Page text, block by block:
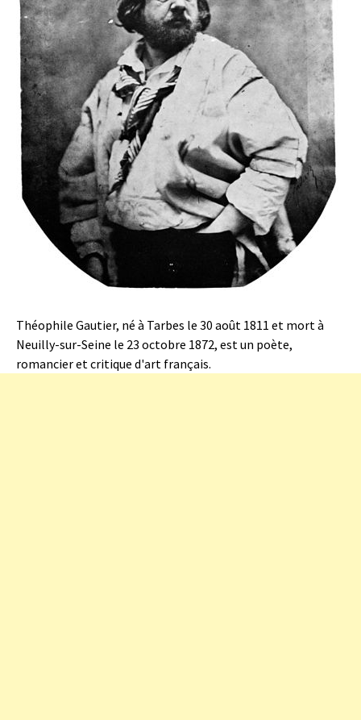
Théophile Gautier, né à Tarbes le 30 août 1811 et mort à
Neuilly-sur-Seine le 23 octobre 1872, est un poète,
romancier et critique d'art français.